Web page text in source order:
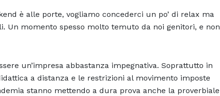
è alle porte, vogliamo concederci un po’ di relax ma
Un momento spesso molto temuto da noi genitori, e non
un’impresa abbastanza impegnativa. Soprattutto in
a distanza e le restrizioni al movimento imposte
stanno mettendo a dura prova anche la proverbiale